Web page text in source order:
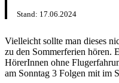
Stand: 17.06.2024
Vielleicht sollte man dieses
zu den Sommerferien hören.
HörerInnen ohne
am Sonntag 3 Folgen mit im